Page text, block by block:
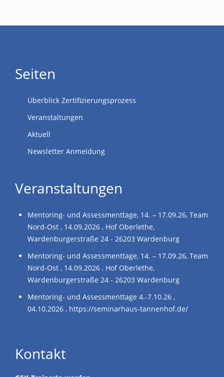
Seiten
Überblick Zertifizierungsprozess
Veranstaltungen
Aktuell
Newsletter Anmeldung
Veranstaltungen
Mentoring- und Assessmenttage, 14. – 17.09.26, Team
Nord-Ost , 14.09.2026 , Hof Oberlethe,
Wardenburgerstraße 24 - 26203 Wardenburg
Mentoring- und Assessmenttage, 14. – 17.09.26, Team
Nord-Ost , 14.09.2026 , Hof Oberlethe,
Wardenburgerstraße 24 - 26203 Wardenburg
Mentoring- und Assessmenttage 4.-7.10.26 ,
04.10.2026 , https://seminarhaus-tannenhof.de/
Kontakt